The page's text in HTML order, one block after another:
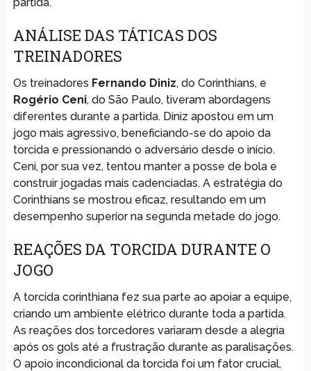
ANÁLISE DAS TÁTICAS DOS
TREINADORES
Os treinadores Fernando Diniz, do Corinthians, e
Rogério Ceni, do São Paulo, tiveram abordagens
diferentes durante a partida. Diniz apostou em um
jogo mais agressivo, beneficiando-se do apoio da
torcida e pressionando o adversário desde o início.
Ceni, por sua vez, tentou manter a posse de bola e
construir jogadas mais cadenciadas. A estratégia do
Corinthians se mostrou eficaz, resultando em um
desempenho superior na segunda metade do jogo.
REAÇÕES DA TORCIDA DURANTE O
JOGO
A torcida corinthiana fez sua parte ao apoiar a equipe,
criando um ambiente elétrico durante toda a partida.
As reações dos torcedores variaram desde a alegria
após os gols até a frustração durante as paralisações.
O apoio incondicional da torcida foi um fator crucial,